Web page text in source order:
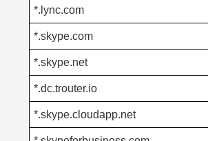
*.lync.com
*.skype.com
*.skype.net
*.dc.trouter.io
*.skype.cloudapp.net